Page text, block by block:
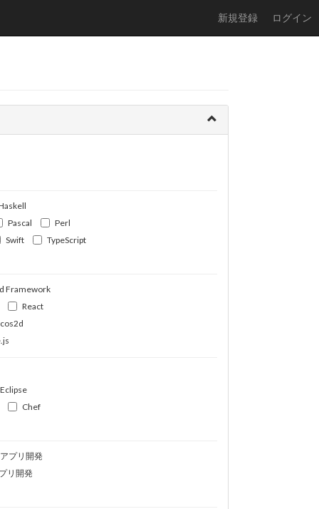
新規登録 ログイン
Pascal
Perl
Swift
TypeScript
Framework
React
Eclipse
Chef
プリ開発
リ開発